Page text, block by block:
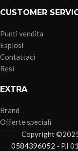
CUSTOMER
Punti vendita
Esplosi
Contattaci
Resi
EXTRA
Brand
Offerte speciali
Copyright
0584396052 - P.I